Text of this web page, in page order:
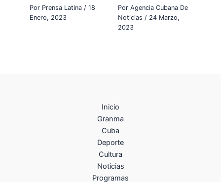
Por Prensa Latina /18
Enero, 2023
Por Agencia Cubana De
Noticias / 24 Marzo,
2023
Inicio
Granma
Cuba
Deporte
Cultura
Noticias
Programas